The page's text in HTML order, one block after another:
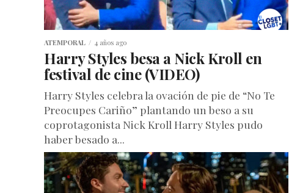
ATEMPORAL 4 años ago
Harry Styles besa a Nick Kroll en
festival de cine (VIDEO)
Harry Styles celebra la ovación de pie de “No Te
Preocupes Cariño” plantando un beso a su
coprotagonista Nick Kroll Harry Styles pudo
haber besado a...